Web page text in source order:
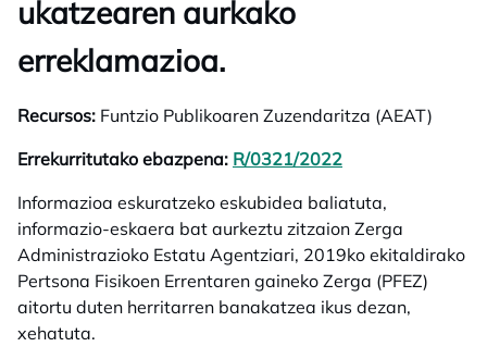
ukatzearen aurkako
erreklamazioa.
Recursos: Funtzio Publikoaren Zuzendaritza (AEAT)
Errekurritutako ebazpena: R/0321/2022
Informazioa eskuratzeko eskubidea baliatuta,
informazio-eskaera bat aurkeztu zitzaion Zerga
Administrazioko Estatu Agentziari, 2019ko ekitaldirako
Pertsona Fisikoen Errentaren gaineko Zerga (PFEZ)
aitortu duten herritarren banakatzea ikus dezan,
xehatuta.